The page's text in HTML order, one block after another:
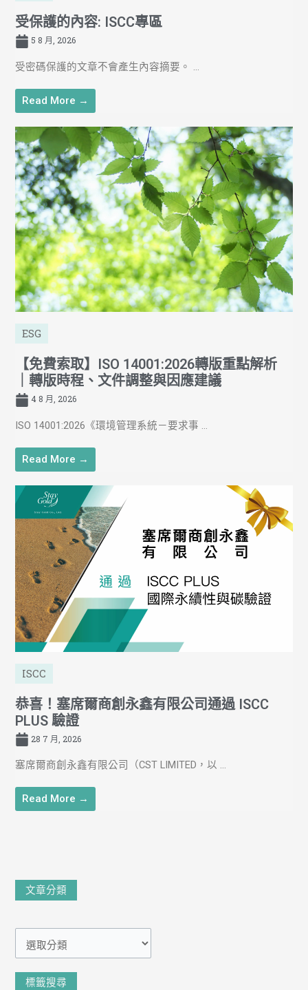
受保護的內容: ISCC專區
5 8 月, 2026
受密碼保護的文章不會產生內容摘要。 ...
Read More →
ESG
【免費索取】ISO 14001:2026轉版重點解析
｜轉版時程、文件調整與因應建議
4 8 月, 2026
ISO 14001:2026《環境管理系統－要求事 ...
Read More →
ISCC
恭喜！塞席爾商創永鑫有限公司通過 ISCC
PLUS 驗證
28 7 月, 2026
塞席爾商創永鑫有限公司（CST LIMITED，以 ...
Read More →
文章分類
章
標籤搜尋